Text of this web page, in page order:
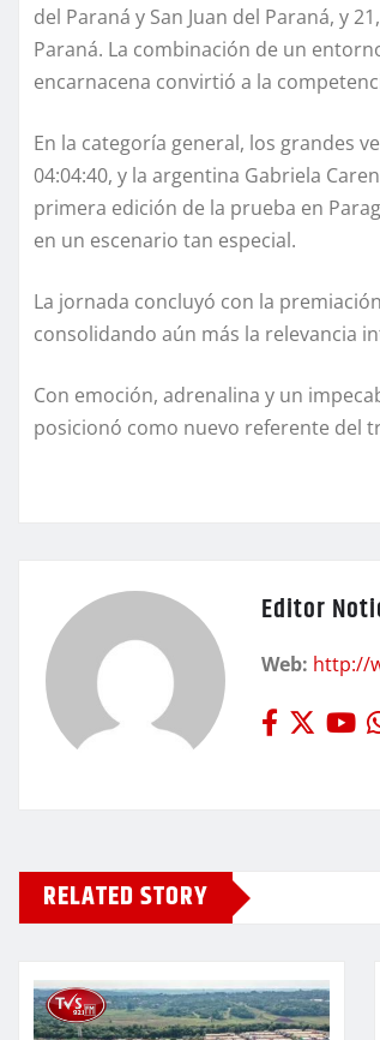
del Paraná y San Juan del Paraná, y
Paraná. La combinación de un
encarnacena convirtió a la
En la categoría general, los grandes
04:04:40, y la argentina Gabriela
primera edición de la prueba en
en un escenario tan especial.
La jornada concluyó con la
consolidando aún más la relevancia
Con emoción, adrenalina y un
posicionó como nuevo referente del
Editor
Web: http://
RELATED STORY